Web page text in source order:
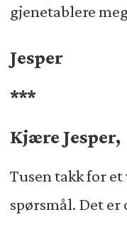
gjenetablere
Jesper
***
Kjære Jesper,
Tusen takk for
spørsmål. Det